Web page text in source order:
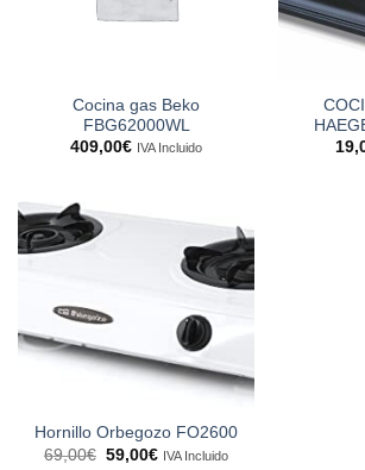
Cocina gas Beko
FBG62000WL
409,00€ IVA Incluido
Hornillo Orbegozo FO2600
69,00€ El
59,00€ElIVA Incluido